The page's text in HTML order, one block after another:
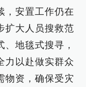
，安置工作仍在
扩大人员搜救范
地毯式搜寻，
力以赴做实群众
物资，确保受灾